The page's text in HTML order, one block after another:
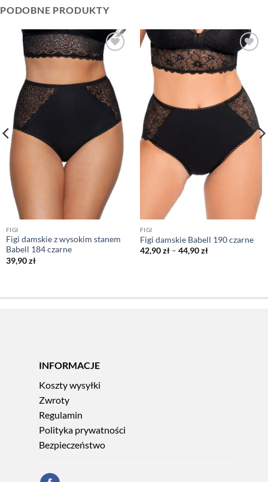
PODOBNE PRODUKTY
FIGI
Figi damskie z wysokim stanem
Babell 184 czarne
39,90zł
FIGI
Figi damskie Babell 190 czarne
42,90zł – 44,90złZakres
INFORMACJE
Koszty wysyłki
Zwroty
Regulamin
Polityka prywatności
Bezpieczeństwo